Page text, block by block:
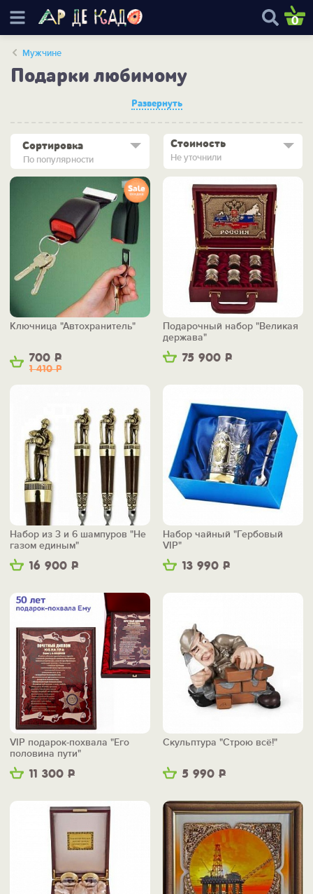
0
Мужчине
Подарки любимому
Развернуть
По популярности
Сортировка Стоимость
Не уточнили
700 Р
1 410Р
Ключница "Автохранитель"
75 900 Р
Подарочный набор "Великая
держава"
16 900 Р
Набор из 3 и 6 шампуров "Не
газом единым"
13 990 Р
Набор чайный "Гербовый
VIP"
11 300 Р
VIP подарок-похвала "Его
половина пути"
5 990 Р
Скульптура "Строю всё!"